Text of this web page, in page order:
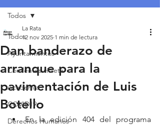
Todos
Ayuntamientos
Con lentes violeta
Academia
COVID19
Derechos Humanos
Todos
Dan banderazo de
arranque para la
pavimentación de Luis
Botello
La Rata
12 nov 2025 1 min de lectura
En la edición 404 del programa